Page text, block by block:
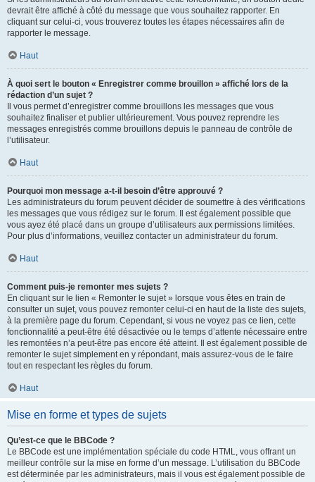
devrait être affiché à côté du message que vous souhaitez rapporter. En
cliquant sur celui-ci, vous trouverez toutes les étapes nécessaires afin de
rapporter le message.
Haut
À quoi sert le bouton « Enregistrer comme brouillon » affiché lors de la
rédaction d’un sujet ?
Il vous permet d’enregistrer comme brouillons les messages que vous
souhaitez finaliser et publier ultérieurement. Vous pouvez reprendre les
messages enregistrés comme brouillons depuis le panneau de contrôle de
l’utilisateur.
Haut
Pourquoi mon message a-t-il besoin d’être approuvé ?
Les administrateurs du forum peuvent décider de soumettre à des vérifications
les messages que vous rédigez sur le forum. Il est également possible que
vous ayez été placé dans un groupe d’utilisateurs aux permissions limitées.
Pour plus d’informations, veuillez contacter un administrateur du forum.
Haut
Comment puis-je remonter mes sujets ?
En cliquant sur le lien « Remonter le sujet » lorsque vous êtes en train de
consulter un sujet, vous pouvez remonter celui-ci en haut de la liste des sujets,
à la première page du forum. Cependant, si vous ne voyez pas ce lien, cette
fonctionnalité a peut-être été désactivée ou le temps d’attente nécessaire entre
les remontées n’a peut-être pas encore été atteint. Il est également possible de
remonter le sujet simplement en y répondant, mais assurez-vous de le faire
tout en respectant les règles du forum.
Haut
Mise en forme et types de sujets
Qu’est-ce que le BBCode ?
Le BBCode est une implémentation spéciale du code HTML, vous offrant un
meilleur contrôle sur la mise en forme d’un message. L’utilisation du BBCode
est déterminée par les administrateurs, mais il vous est également possible de